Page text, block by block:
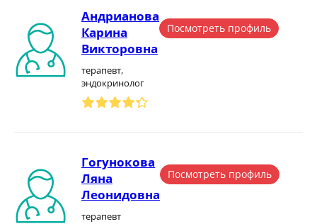
Андрианова
Карина
Викторовна
терапевт,
эндокринолог
Посмотреть профиль
Гогунокова
Ляна
Леонидовна
терапевт
Посмотреть профиль